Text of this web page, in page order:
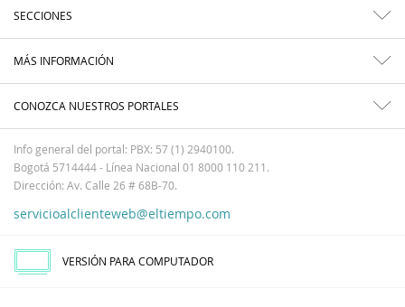
SECCIONES
MÁS INFORMACIÓN
CONOZCA NUESTROS PORTALES
Info general del portal: PBX: 57 (1) 2940100.
Bogotá 5714444 - Línea Nacional 01 8000 110 211.
Dirección: Av. Calle 26 # 68B-70.
servicioalclienteweb@eltiempo.com
VERSIÓN PARA COMPUTADOR